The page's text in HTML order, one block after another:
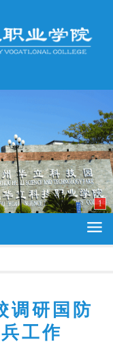
1
调研国防
工作